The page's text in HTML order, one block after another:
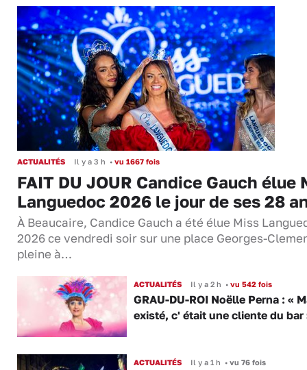
ACTUALITÉS Il y a 3 h • vu 1667 fois
FAIT DU JOUR Candice Gauch élue
Languedoc 2026 le jour de ses 28
À Beaucaire, Candice Gauch a été élue Miss
2026 ce vendredi soir sur une place Georges-
pleine à…
ACTUALITÉS Il y a 2 h •vu 542 fois
GRAU-DU-ROI Noëlle Perna : «
existé, c' était une cliente du bar
ACTUALITÉS Il y a 1 h •vu 76 fois